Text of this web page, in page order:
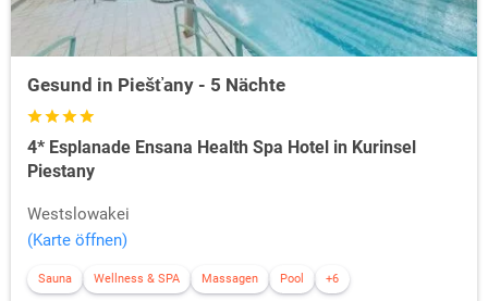
Gesund in Piešťany - 5 Nächte
4* Esplanade Ensana Health Spa Hotel in Kurinsel
Piestany
Westslowakei
(Karte öffnen)
Sauna Wellness & SPA Massagen Pool +6